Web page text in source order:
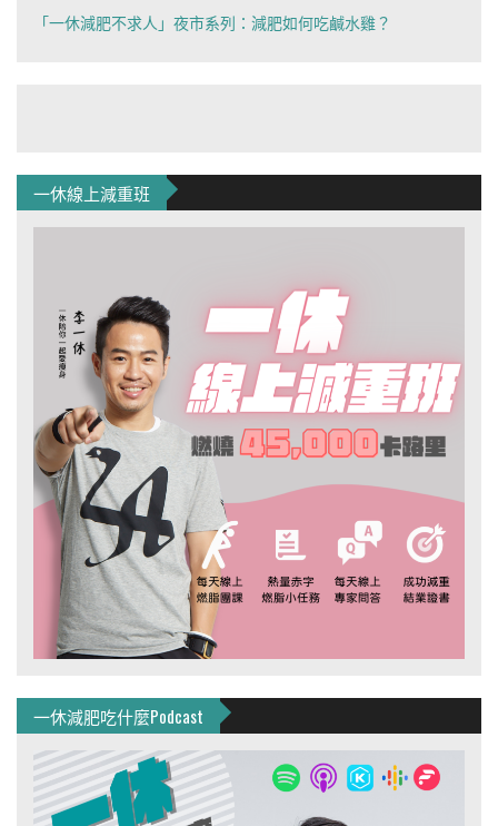
「一休減肥不求人」夜市系列：減肥如何吃鹹水雞？
一休線上減重班
一休減肥吃什麼Podcast